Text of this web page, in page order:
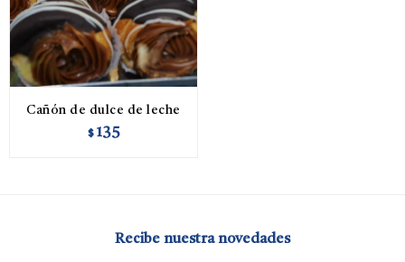
Cañón de dulce de leche
$ 135
Recibe nuestra novedades